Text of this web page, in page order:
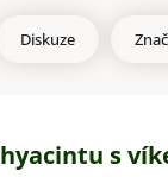
Diskuze
hyacintu s